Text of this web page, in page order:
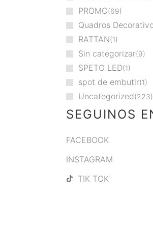
PROMO 69
Quadros
RATTAN 1
Sin categorizar 9
SPETO LED 1
spot de embutir 1
Uncategorized 223
SEGUINOS
FACEBOOK
INSTAGRAM
TIK TOK